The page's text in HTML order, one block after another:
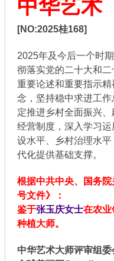
中华艺术
[NO:2025桂168]
2025年及今后一个时
彻落实党的二十大和
重要论述和重要指示
念，坚持稳中求进工
定推进乡村全面振兴
经营制度，深入学习
设水平、乡村治理水
代化提供基础支撑。
根据中共中央、国务
号文件》：
鉴于张玉庆女士在农业
种植大师。
中华艺术大师评审组